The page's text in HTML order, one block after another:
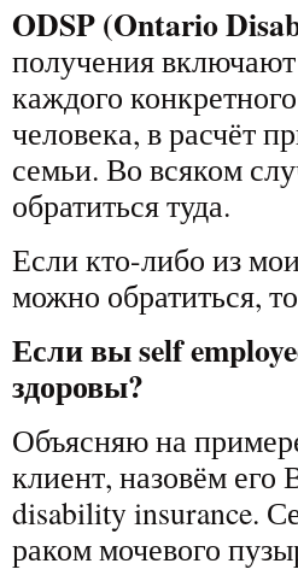
ODSP (Ontario
получения
каждого
человека, в расчёт
семьи. Во всяком
обратиться туда.
Если кто-либо из
можно обратиться,
Если вы self
здоровы?
Объясняю на
клиент, назовём его
disability insurance.
раком мочевого